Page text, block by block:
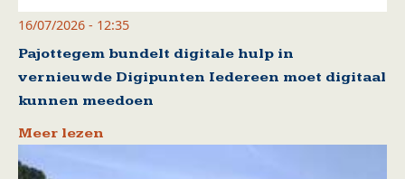
16/07/2026 - 12:35
Pajottegem bundelt digitale hulp in
vernieuwde Digipunten Iedereen moet digitaal
kunnen meedoen
Meer lezen